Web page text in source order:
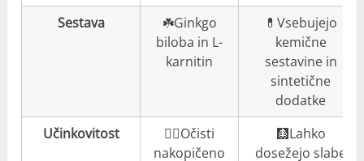
Sestava
☘️Ginkgo
biloba in L-
karnitin
💊Vsebujejo
kemične
sestavine in
sintetične
dodatke
Učinkovitost
👍🏼Očisti
nakopičeno
🩻Lahko
dosežejo slabe